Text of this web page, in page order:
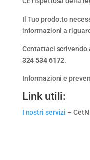
Il Tuo prodotto
informazioni a
Contattaci scrivendo
324 534 6172.
Informazioni e
Link utili:
I nostri servizi – CetN